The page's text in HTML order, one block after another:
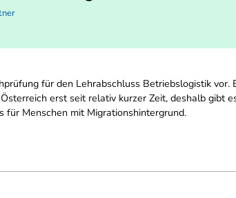
für den Lehrabschluss Betriebslogistik
erst seit relativ kurzer Zeit, deshalb gibt
für Menschen mit Migrationshintergrund.